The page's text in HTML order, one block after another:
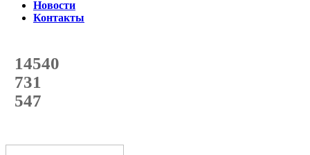
Новости
Контакты
14540
с начала года
731
с начала месяца
547
с начала недели